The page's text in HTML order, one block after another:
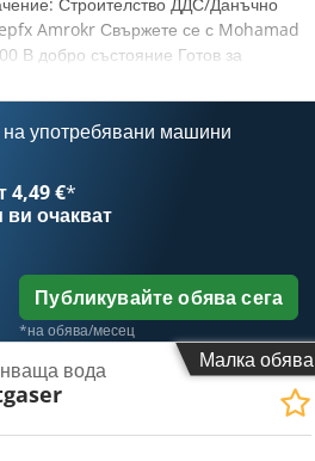
Amrokr Свържете се с Mohamad
В добро състояние Готов за
употребявани машини
4,49 €*
ви очакват
Публикувайте обява сега
*на обява/месец
Малка обява
вода